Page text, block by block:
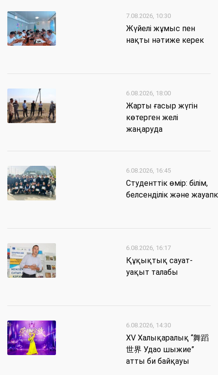
7.08.2026, 10:30
Жүйелі жұмыс пен
нақты нәтиже керек
6.08.2026, 18:00
Жарты ғасыр жүгін
көтерген желі
жаңаруда
6.08.2026, 16:45
Студенттік өмір: білім,
белсенділік және
6.08.2026, 16:17
Құқықтық сауат-
уақыт талабы
6.08.2026, 14:30
XV Халықаралық “舞蹈
世界 Удао шыжие”
атты би байқауы